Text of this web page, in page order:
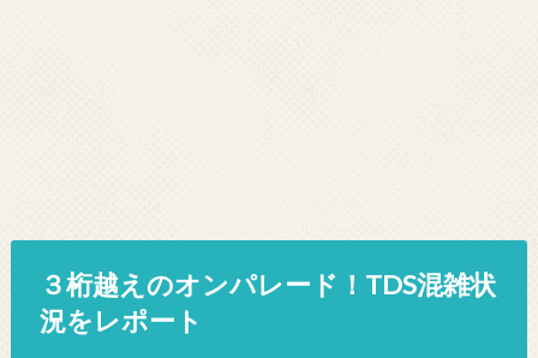
３桁越えのオンパレード！TDS混雑状
況をレポート